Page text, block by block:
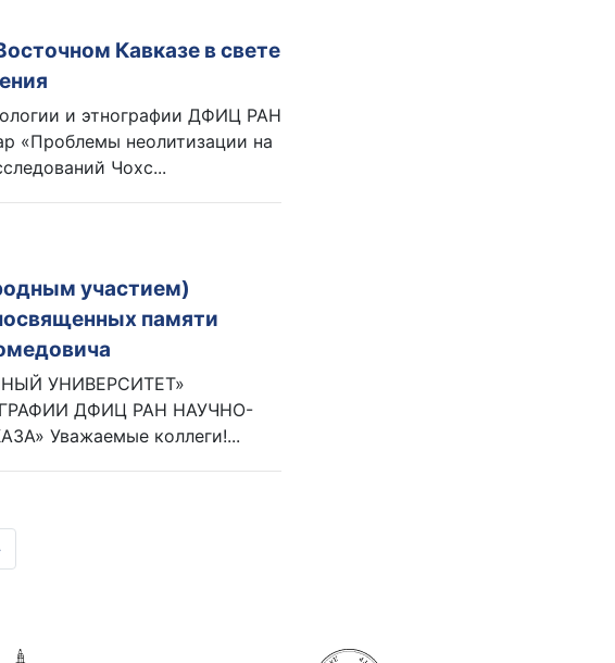
Кавказе в свете
и этнографии ДФИЦ РАН
«Проблемы неолитизации на
Чохс...
участием)
памяти
УНИВЕРСИТЕТ»
ДФИЦ РАН НАУЧНО-
Уважаемые коллеги!...